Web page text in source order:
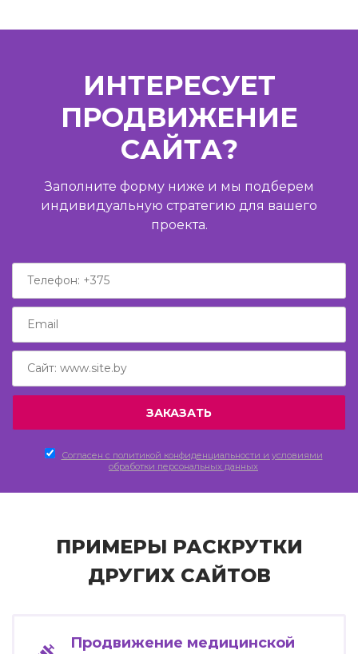
ИНТЕРЕСУЕТ
ПРОДВИЖЕНИЕ
САЙТА?
Заполните форму ниже и мы подберем
индивидуальную стратегию для вашего
проекта.
Согласен c политикой конфиденциальности и условиями
обработки персональных данных
ПРИМЕРЫ РАСКРУТКИ
ДРУГИХ САЙТОВ
Продвижение медицинской